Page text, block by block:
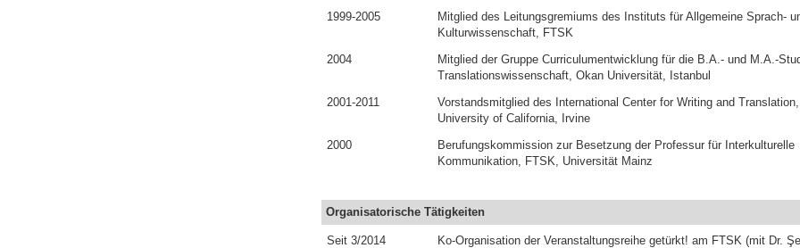
1999-2005
Mitglied des Leitungsgremiums des Instituts für Allgemeine Sprach-
Kulturwissenschaft, FTSK
2004
Mitglied der Gruppe Curriculumentwicklung für die B.A.- und M.A.-
Translationswissenschaft, Okan Universität, Istanbul
2001-2011
Vorstandsmitglied des International Center for Writing and Translation,
University of California, Irvine
2000
Berufungskommission zur Besetzung der Professur für Interkulturelle
Kommunikation, FTSK, Universität Mainz
Organisatorische Tätigkeiten
Seit 3/2014
Ko-Organisation der Veranstaltungsreihe getürkt! am FTSK (mit Dr.